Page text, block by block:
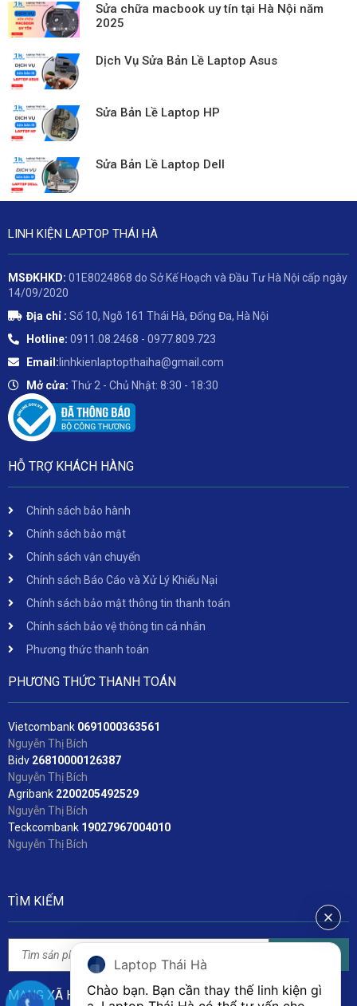
Sửa chữa macbook uy tín tại Hà Nội năm
2025
Dịch Vụ Sửa Bản Lề Laptop Asus
Sửa Bản Lề Laptop HP
Sửa Bản Lề Laptop Dell
LINH KIỆN LAPTOP THÁI HÀ
MSĐKHKD: 01E8024868 do Sở Kế Hoạch và Đầu Tư Hà Nội cấp ngày
14/09/2020
Địa chỉ : Số 10, Ngõ 161 Thái Hà, Đống Đa, Hà Nội
Hotline: 0911.08.2468 - 0977.809.723
Email: linhkienlaptopthaiha@gmail.com
Mở cửa: Thứ 2 - Chủ Nhật: 8:30 - 18:30
HỖ TRỢ KHÁCH HÀNG
Chính sách bảo hành
Chính sách bảo mật
Chính sách vận chuyển
Chính sách Báo Cáo và Xử Lý Khiếu Nại
Chính sách bảo mật thông tin thanh toán
Chính sách bảo vệ thông tin cá nhân
Phương thức thanh toán
PHƯƠNG THỨC THANH TOÁN
Vietcombank 0691000363561
Nguyễn Thị Bích
Bidv 26810000126387
Nguyễn Thị Bích
Agribank 2200205492529
Nguyễn Thị Bích
Teckcombank 19027967004010
Nguyễn Thị Bích
TÌM KIẾM
MẠNG XÃ HỘI
Laptop Thái Hà
Chào bạn. Bạn cần thay thế linh kiện gì